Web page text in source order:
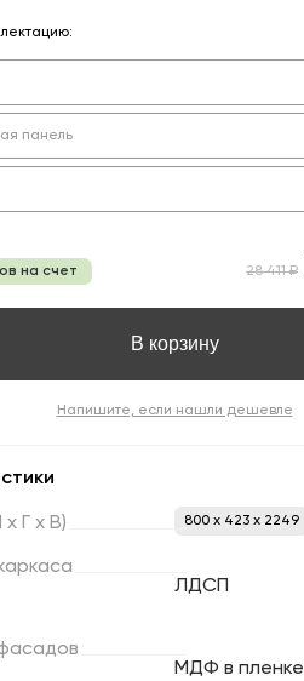
панель
на счет 28 411 ₽
В корзину
Напишите, если нашли дешевле
х Г х В) 800 x 423 x 2249
ЛДСП
МДФ в пленке